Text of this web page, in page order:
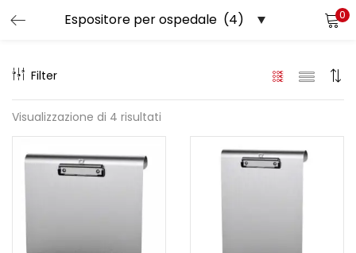
0
Filter
Visualizzazione di 4 risultati
LOGIN REGISTER
Enter your username and password to login.